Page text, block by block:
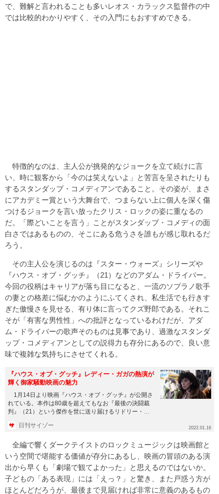
で、難解と言われることも多いレオス・カラックス監督作の中
では比較的わかりやすく、その入門にもおすすめできる。
特徴的なのは、主人公が挑発的なジョークを立て続けに言
い、時に観客から「今のは笑えないよ」と苦言を呈されたりも
するスタンダップ・コメディアンであること。その姿が、まさ
にアカデミー賞という大舞台で、つまらない上に個人を深く傷
つけるジョークを言い放ったクリス・ロックの姿に重なるの
だ。「際どいことを言う」ことがスタンダップ・コメディの面
白さではあるものの、そこにある危うさを誰もが感じ取れるだ
ろう。
その主人公を演じるのは『スター・ウォーズ』シリーズや
『ハウス・オブ・グッチ』（21）などのアダム・ドライバー。
今回の役柄はキャリアが落ち目になると、一流のソプラノ歌手
の妻との格差に悩むかのようにふてくされ、私生活でも行きす
ぎた傲慢さを見せる、有り体に言ってクズ野郎である。それこ
そが「有害な男性性」への批評となっているわけだが、アダ
ム・ドライバーの歌声そのものは見事であり、過激なスタンダ
ップ・コメディアンとしての説得力も存分にあるので、良い意
味で複雑な気持ちにさせてくれる。
『ハウス・オブ・グッチ』レディー・ガガの熱演が
輝く御家騒動映画の魅力
1月14日より映画『ハウス・オブ・グッチ』が公開さ
れている。本作は80歳を超えてもなお『最後の決闘裁
判』（21）という傑作を世に送り届けるリドリー・ス
日刊サイゾー 2022.01.16
全編で響くダークテイストのロックミュージックは映画館と
いう空間で堪能する価値が存分にあるし、映画の冒頭のある演
出から早くも「劇場で観てよかった」と思えるのではないか。
子どもの「ある表現」には「えっ？」と驚き、また戸惑う方が
ほとんどだろうが、最後まで見届ければ非常に意義のあるもの